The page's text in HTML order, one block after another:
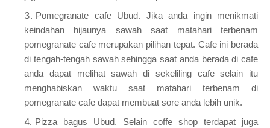
Pomegranate cafe Ubud. Jika anda ingin menikmati
keindahan hijaunya sawah saat matahari terbenam
pomegranate cafe merupakan pilihan tepat. Cafe ini berada
di tengah-tengah sawah sehingga saat anda berada di cafe
anda dapat melihat sawah di sekeliling cafe selain itu
menghabiskan waktu saat matahari terbenam di
pomegranate cafe dapat membuat sore anda lebih unik.
Pizza bagus Ubud. Selain coffe shop terdapat juga